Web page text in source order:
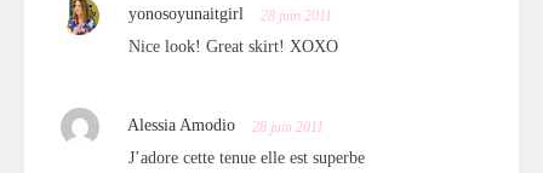
yonosoyunaitgirl 28 juin 2011
Nice look! Great skirt! XOXO
Alessia Amodio 28 juin 2011
J’adore cette tenue elle est superbe